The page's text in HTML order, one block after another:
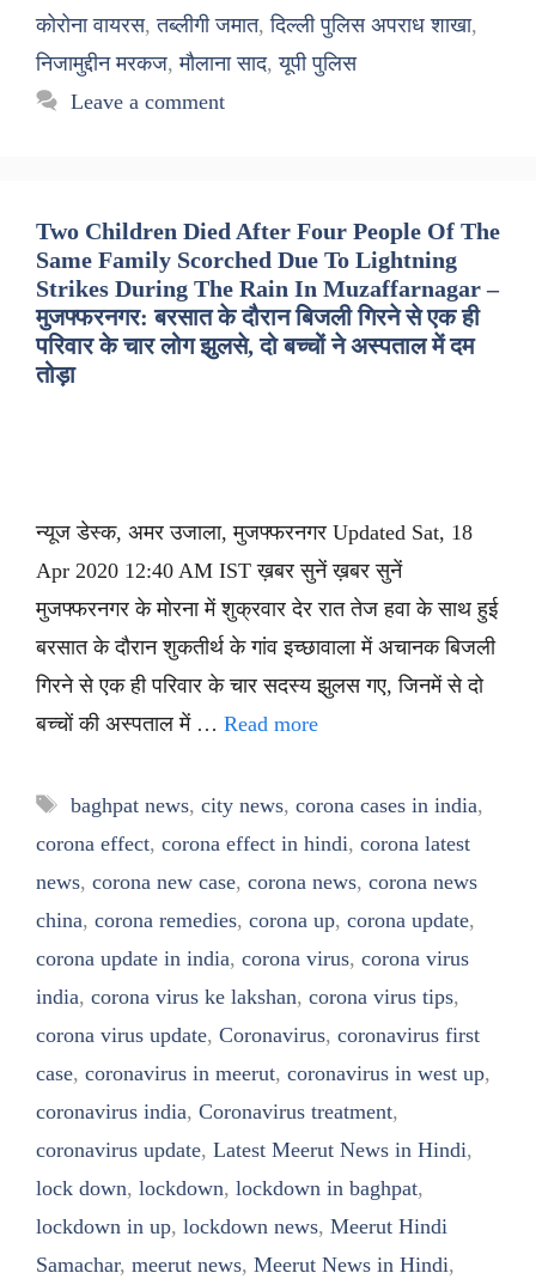
कोरोना वायरस,तब्लीगी जमात,दिल्ली पुलिस अपराध शाखा,
निजामुद्दीन मरकज,मौलाना साद,यूपी पुलिस
Leave a comment
Two Children Died After Four People Of The
Same Family Scorched Due To Lightning
Strikes During The Rain In Muzaffarnagar –
मुजफ्फरनगर: बरसात के दौरान बिजली गिरने से एक ही
परिवार के चार लोग झुलसे, दो बच्चों ने अस्पताल में दम
तोड़ा
न्यूज डेस्क, अमर उजाला, मुजफ्फरनगर Updated Sat, 18
Apr 2020 12:40 AM IST ख़बर सुनें ख़बर सुनें
मुजफ्फरनगर के मोरना में शुक्रवार देर रात तेज हवा के साथ हुई
बरसात के दौरान शुकतीर्थ के गांव इच्छावाला में अचानक बिजली
गिरने से एक ही परिवार के चार सदस्य झुलस गए, जिनमें से दो
बच्चों की अस्पताल में … Read more
Tags
baghpat news, city news, corona cases in india,
corona effect, corona effect in hindi, corona latest
news, corona new case, corona news, corona news
china, corona remedies, corona up, corona update,
corona update in india, corona virus, corona virus
india, corona virus ke lakshan, corona virus tips,
corona virus update, Coronavirus, coronavirus first
case, coronavirus in meerut, coronavirus in west up,
coronavirus india, Coronavirus treatment,
coronavirus update, Latest Meerut News in Hindi,
lock down, lockdown, lockdown in baghpat,
lockdown in up, lockdown news, Meerut Hindi
Samachar, meerut news, Meerut News in Hindi,